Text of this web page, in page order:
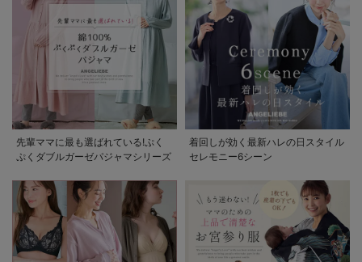
先輩ママに最も選ばれている!ぷく
ぷくダブルガーゼパジャマシリーズ
着回しが効く最新ハレの日スタイル
セレモニー6シーン